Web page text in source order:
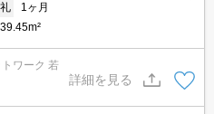
礼
1ヶ月
39.45m²
ワーク 若
詳細を見る